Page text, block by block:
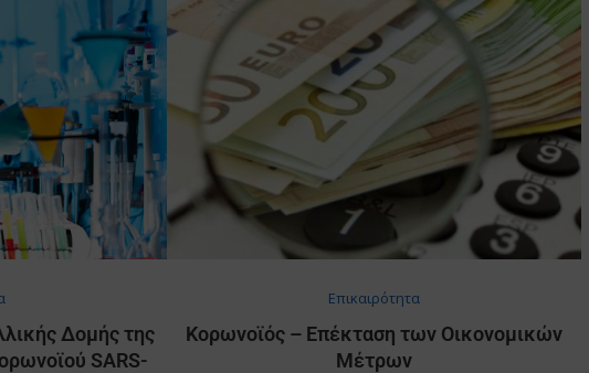
Δομής της
SARS-
Επικαιρότητα
Κορωνοϊός – Επέκταση των Οικονομικών
Μέτρων